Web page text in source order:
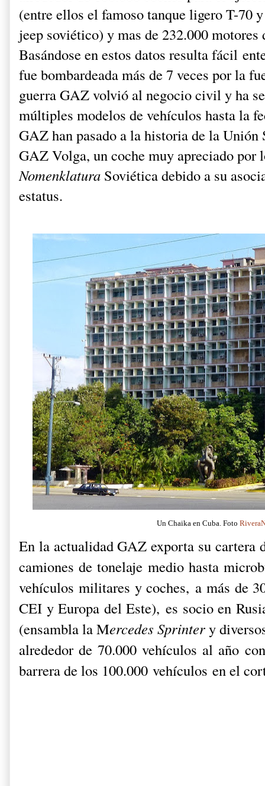
(entre ellos el famoso tanque ligero T-70
jeep soviético) y mas de 232.000 motores
Basándose en estos datos resulta fácil
fue bombardeada más de 7 veces por la
guerra GAZ volvió al negocio civil y ha
múltiples modelos de vehículos hasta la
GAZ han pasado a la historia de la
GAZ Volga, un coche muy apreciado por
Nomenklatura Soviética debido a su
estatus.
Un Chaika en Cuba. Foto
En la actualidad GAZ exporta su cartera
camiones de tonelaje medio hasta
vehículos militares y coches, a más de
CEI y Europa del Este), es socio en
(ensambla la Mercedes Sprintery
alrededor de 70.000 vehículos al año
barrera de los 100.000 vehículos en el